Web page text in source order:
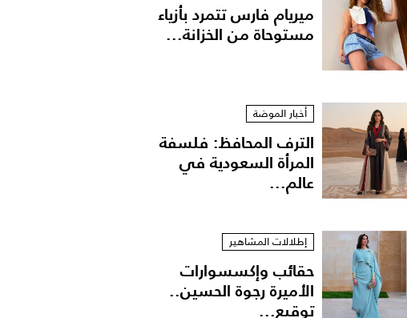
ميريام فارس تتمرد بأزياء
مستوحاة من الخزانة...
أخبار الموضة
الترف المحافظ: فلسفة
المرأة السعودية في
عالم...
إطلالات المشاهير
حقائب وإكسسوارات
الأميرة رجوة الحسين..
توقيع...